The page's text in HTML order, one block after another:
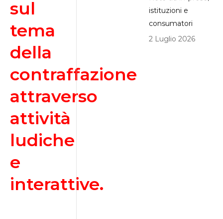
sul
tema
della
contraffazione
attraverso
attività
ludiche
e
interattive.
istituzioni e
consumatori
2 Luglio 2026